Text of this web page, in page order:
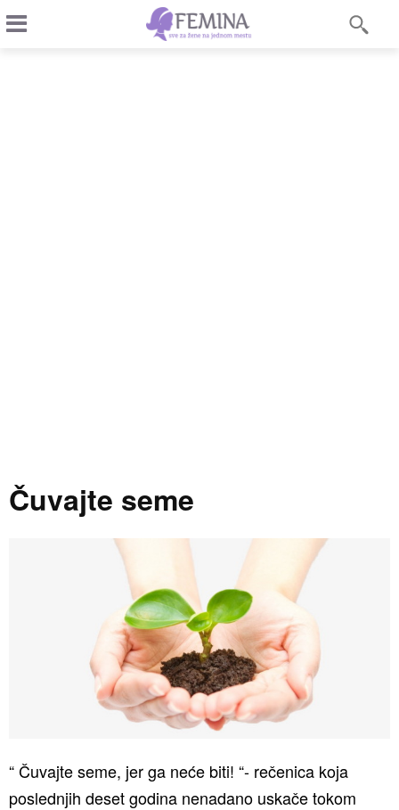
Čuvajte seme
“ Čuvajte seme, jer ga neće biti! “- rečenica koja
poslednjih deset godina nenadano uskače tokom